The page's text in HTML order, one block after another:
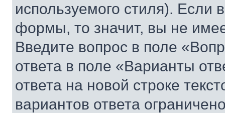
используемого стиля). Если
формы, то значит, вы не
Введите вопрос в поле
ответа в поле «Варианты
ответа на новой строке
вариантов ответа